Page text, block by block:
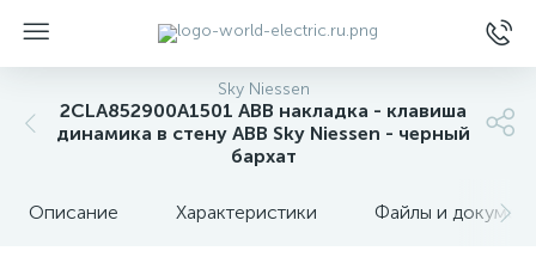
Sky Niessen
2CLA852900A1501 ABB накладка - клавиша
динамика в стену ABB Sky Niessen - черный
бархат
Описание Характеристики Файлы и